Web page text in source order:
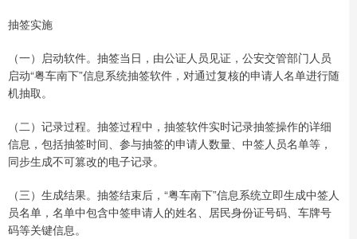
抽签实施
（一）启动软件。抽签当日，由公证人员见证，公安交管部门人员
启动“粤车南下”信息系统抽签软件，对通过复核的申请人名单进行随
机抽取。
（二）记录过程。抽签过程中，抽签软件实时记录抽签操作的详细
信息，包括抽签时间、参与抽签的申请人数量、中签人员名单等，
同步生成不可篡改的电子记录。
（三）生成结果。抽签结束后，“粤车南下”信息系统立即生成中签人
员名单，名单中包含中签申请人的姓名、居民身份证号码、车牌号
码等关键信息。